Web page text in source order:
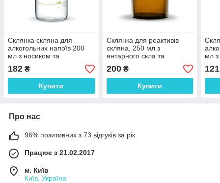
Склянка скляна для
алкогольних напоїв 200
мл з носиком та
друкованою шкалою.
Україна
182 ₴
Купити
Склянка для реактивів
скляна, 250 мл з
янтарного скла та
притертою пробкою.
Україна
200₴
Купити
мл з
Про нас
96% позитивних з 73 відгуків за рік
Працює з 21.02.2017
м. Київ
Київ, Україна